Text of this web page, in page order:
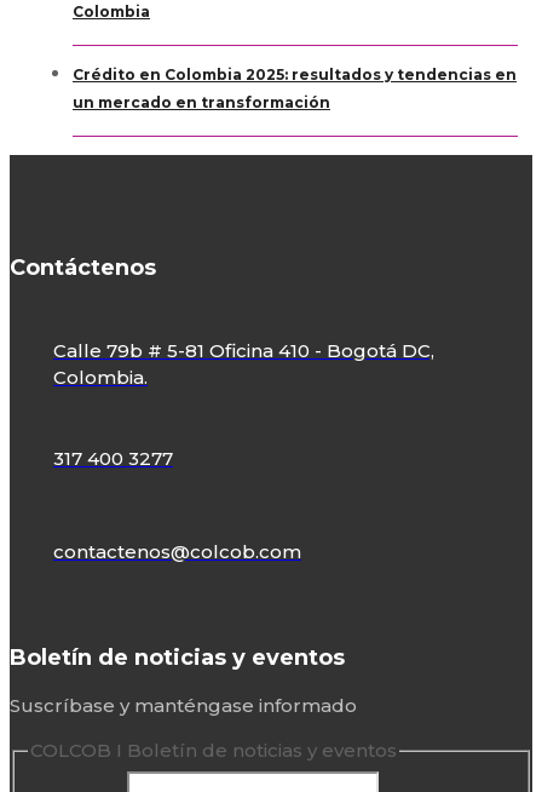
Colombia
Crédito en Colombia 2025: resultados y tendencias en
un mercado en transformación
Contáctenos
Calle 79b # 5-81 Oficina 410 - Bogotá DC,
Colombia.
317 400 3277
contactenos@colcob.com
Boletín de noticias y eventos
Suscríbase y manténgase informado
COLCOB I Boletín de noticias y eventos